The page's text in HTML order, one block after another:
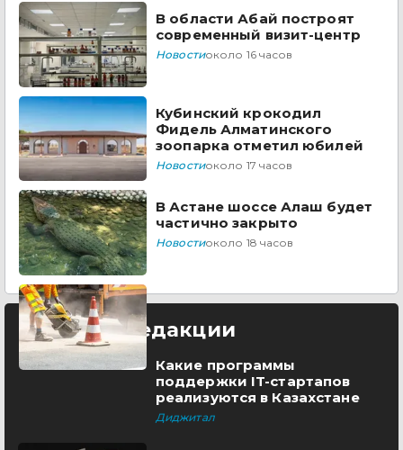
В области Абай построят
современный визит-центр
Новостиоколо 16 часов
Кубинский крокодил
Фидель Алматинского
зоопарка отметил юбилей
Новостиоколо 17 часов
В Астане шоссе Алаш будет
частично закрыто
Новостиоколо 18 часов
Выбор редакции
Какие программы
поддержки IT-стартапов
реализуются в Казахстане
Диджитал